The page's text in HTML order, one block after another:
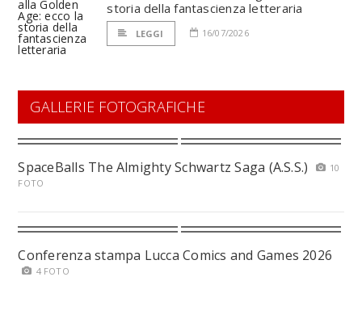
storia della fantascienza letteraria
LEGGI 16/07/2026
GALLERIE FOTOGRAFICHE
SpaceBalls The Almighty Schwartz Saga (A.S.S.)
10
FOTO
Conferenza stampa Lucca Comics and Games 2026
4 FOTO